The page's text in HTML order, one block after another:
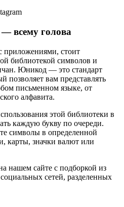
всему голова
приложениями, стоит
библиотекой символов и
Юникод — это стандарт
позволяет вам представлять
письменном языке, от
алфавита.
этой библиотеки в
каждую букву по очереди.
символы в определенной
карты, значки валют или
нашем сайте с подборкой из
сетей, разделенных